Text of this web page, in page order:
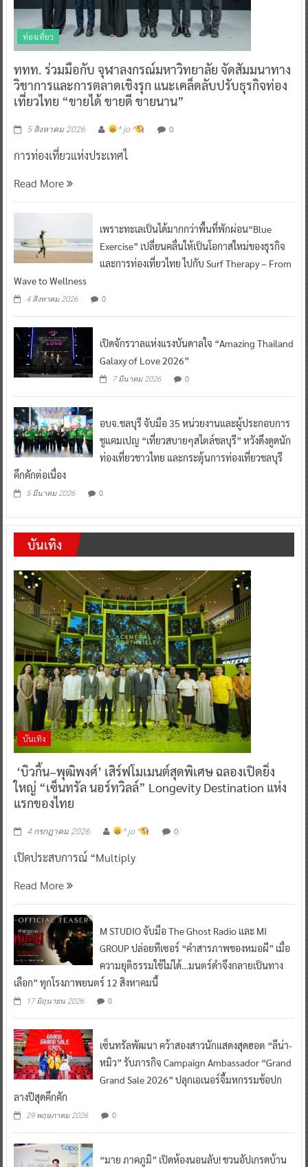
ท่องเที่ยว
ททท. ร่วมมือกับ จุฬาลงกรณ์มหาวิทยาลัย จัดสัมมนาทาง
วิชาการและการตลาดเชิงรุก แนะเคล็ดลับปรับธุรกิจท่อง
เที่ยวไทย “ขายได้ ขายดี ขายนาน”
5 สิงหาคม 2026 ^ jo ^ 0
การท่องเที่ยวแห่งประเทศไ
Read More
เพราะทะเลเป็นได้มากกว่าพื้นที่พักผ่อน“Blue
Exercise” เปลี่ยนคลื่นให้เป็นโอกาสใหม่ของธุรกิจ
และการท่องเที่ยวไทย ไปกับ Surf Therapy – From
Wave to Wellness
4 สิงหาคม 2026 0
เปิดจักรวาลแห่งแรงบันดาลใจ “Amazing Thailand
Galaxy of Love 2026”
7 มีนาคม 2026 0
อบจ.ชลบุรี จับมือ 35 หน่วยงานและผู้ประกอบการ
ชูแคมเปญ “เที่ยวสบายๆสไตล์ชลบุรี” หวังดึงดูดนัก
ท่องเที่ยวชาวไทย และกระตุ้นการท่องเที่ยวชลบุรี
คึกคักต่อเนื่อง
5 มีนาคม 2026 0
บันเทิง
บันเทิง
‘บิวกิ้น–พุฒิพงศ์’ เสิร์ฟโมเมนต์สุดพิเศษ ฉลองเปิดยิ่ง
ใหญ่ “เซ็นทรัล นอร์ทวิลล์” Longevity Destination แห่ง
แรกของไทย
4 กรกฎาคม 2026 ^ jo ^ 0
เปิดประสบการณ์ “Multiply
Read More
M STUDIO จับมือ The Ghost Radio และ MI
GROUP ปล่อยทีเซอร์ “คำสารภาพของหมอผี” เมื่อ
ความยุติธรรมใช้ไม่ได้…มนตร์ดำจึงกลายเป็นทาง
เลือก” ทุกโรงภาพยนตร์ 12 สิงหาคมนี้
17 มิถุนายน 2026 0
เซ็นทรัลพัฒนา คว้าสองสาวนักแสดงสุดฮอต “ลีน่า-
หมิว” รับภารกิจ Campaign Ambassador “Grand
Grand Sale 2026” ปลุกเอเนอร์จี้มหกรรมช้อปก
ลางปีสุดคึกคัก
29 พฤษภาคม 2026 0
“มาย ภาคภูมิ” เปิดห้องนอนลับ! ชวนอัปเกรดบ้าน